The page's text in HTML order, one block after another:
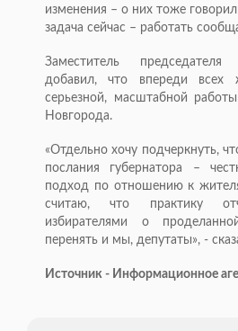
изменения – о них тоже
задача сейчас – работать
Заместитель
добавил, что впереди всех
серьезной, масштабной
Новгорода.
«Отдельно хочу подчеркнуть,
послания губернатора –
подход по отношению к
считаю, что практику
избирателями о
перенять и мы, депутаты», -
Источник - Информационное